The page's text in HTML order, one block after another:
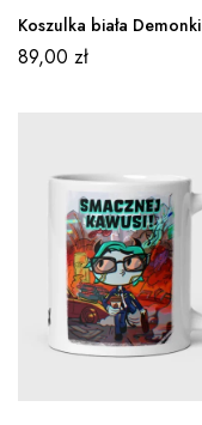
Koszulka biała Demonki
89,00 zł